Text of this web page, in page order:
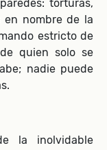
torturas,
en nombre de la
estricto de
quien solo se
nadie puede
la inolvidable